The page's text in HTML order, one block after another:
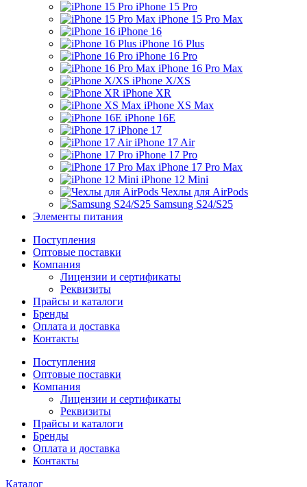
iPhone 15 Pro
iPhone 15 Pro Max
iPhone 16
iPhone 16 Plus
iPhone 16 Pro
iPhone 16 Pro Max
iPhone X/XS
iPhone XR
iPhone XS Max
iPhone 16E
iPhone 17
iPhone 17 Air
iPhone 17 Pro
iPhone 17 Pro Max
iPhone 12 Mini
Чехлы для AirPods
Samsung S24/S25
Элементы питания
Поступления
Оптовые поставки
Компания
Лицензии и сертификаты
Реквизиты
Прайсы и каталоги
Бренды
Оплата и доставка
Контакты
Поступления
Оптовые поставки
Компания
Лицензии и сертификаты
Реквизиты
Прайсы и каталоги
Бренды
Оплата и доставка
Контакты
Каталог